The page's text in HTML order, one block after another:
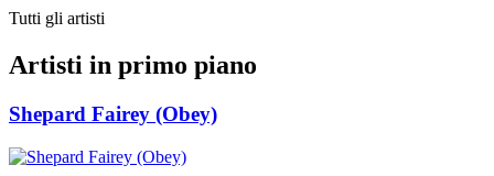
Tutti gli artisti
Artisti in primo piano
Shepard Fairey (Obey)